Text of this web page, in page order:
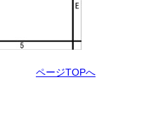
ページTOPへ